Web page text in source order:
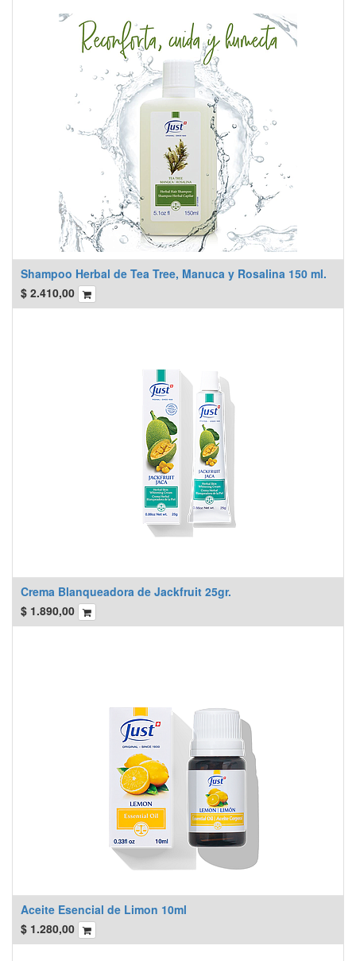
Shampoo Herbal de Tea Tree, Manuca y Rosalina 150 ml.
$ 2.410,00
Crema Blanqueadora de Jackfruit 25gr.
$ 1.890,00
Aceite Esencial de Limon 10ml
$ 1.280,00